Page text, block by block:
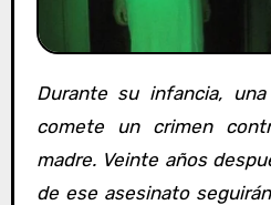
Durante su infancia, una pareja de hermanos
comete un crimen
madre. Veinte años
de ese asesinato